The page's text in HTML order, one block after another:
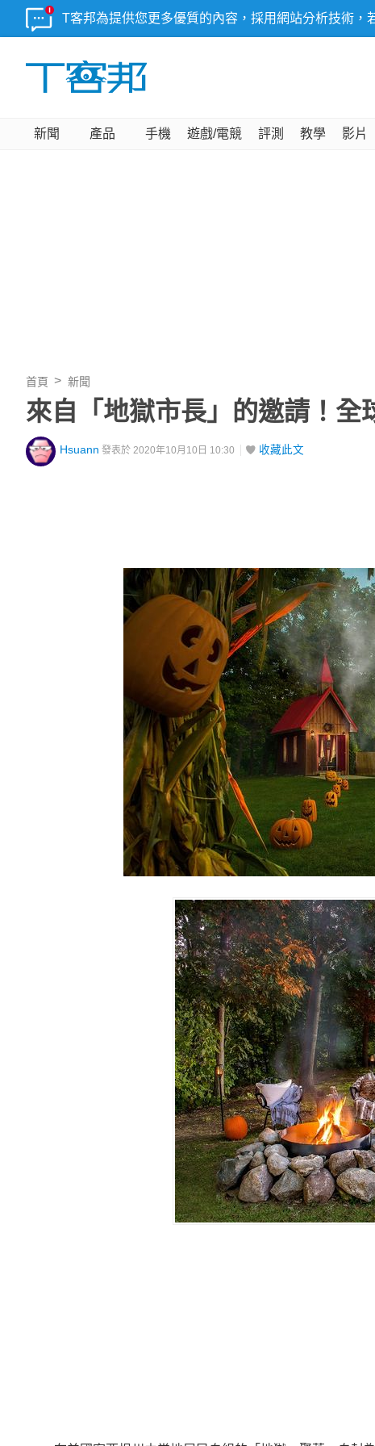
T客邦為提供您更多優質的內容，採用網站分析技術
新聞 產品 手機 遊戲/電競 評測 教學 影片
首頁 新聞
來自「地獄市長」的邀請！
Hsuann 發表於 2020年10月10日 10:30 收藏此文